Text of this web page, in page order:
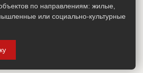
В официальных документах
официальный строительный адрес,
уточнения типа "шестикомнатная
которые годятся только
по направлениям: жилые,
или социально-культурные